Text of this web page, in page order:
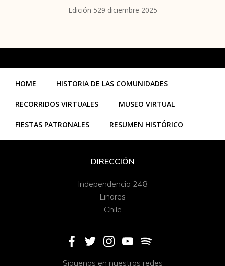
Edición 529 diciembre 2025
HOME HISTORIA DE LAS COMUNIDADES
RECORRIDOS VIRTUALES MUSEO VIRTUAL
FIESTAS PATRONALES RESUMEN HISTÓRICO
DIRECCIÓN
Independencia 248
Linares
Chile
Síguenos en nuestras redes